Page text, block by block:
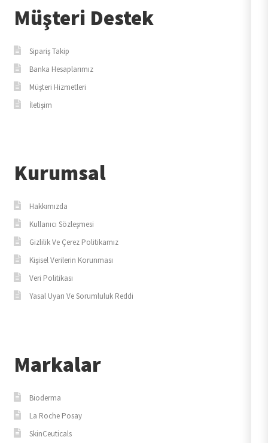
Müşteri Destek
Sipariş Takip
Banka Hesaplarımız
Müşteri Hizmetleri
İletişim
Kurumsal
Hakkımızda
Kullanıcı Sözleşmesi
Gizlilik Ve Çerez Politikamız
Kişisel Verilerin Korunması
Veri Politikası
Yasal Uyarı Ve Sorumluluk Reddi
Markalar
Bioderma
La Roche Posay
SkinCeuticals